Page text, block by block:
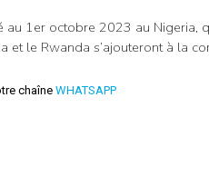
au 1er octobre 2023 au Nigeria,
et le Rwanda s’ajouteront à la
chaîne WHATSAPP